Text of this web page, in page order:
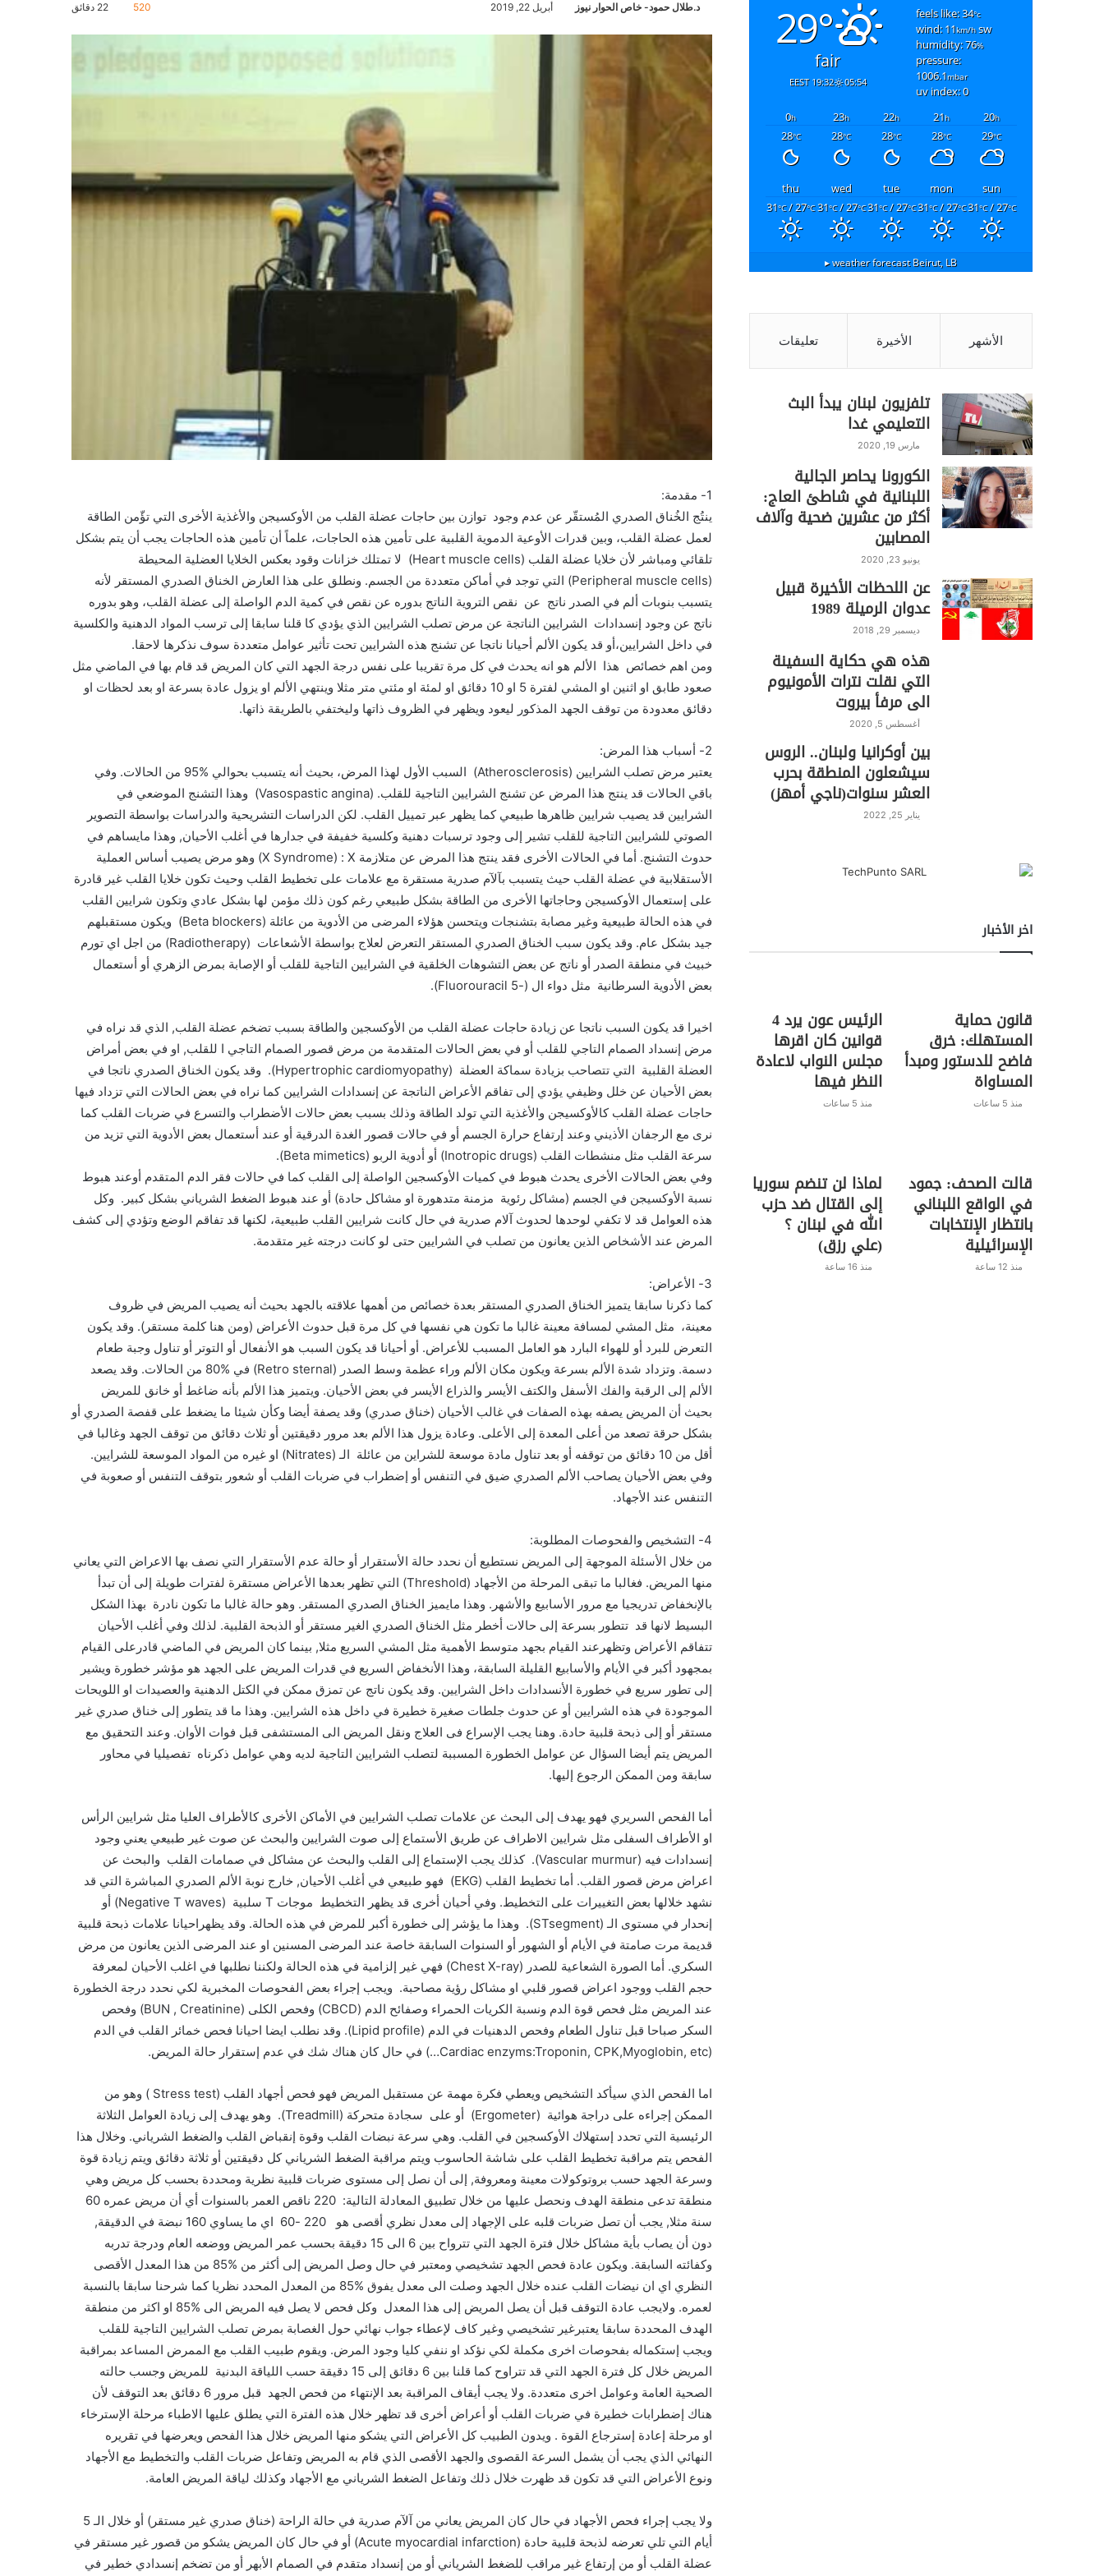
د.طلال حمود- خاص الحوار نيوز أبريل 22, 2019 520
1- مقدمة:
ينتُج الخُناق الصدري المُستقّر عن عدم وجود توازن بين حاجات عضلة القلب من الأوكسيجن والأغذية الأخرى التي تؤّمن الطاقة
لعمل عضلة القلب، وبين قدرات الأوعية الدموية القلبية على تأمين هذه الحاجات، علماً أن تأمين هذه الحاجات يجب أن يتم بشكل
تلقائي ومباشر لأن خلايا عضلة القلب (Heart muscle cells) لا تمتلك خزانات وقود بعكس الخلايا العضلية المحيطة
(Peripheral muscle cells) التي توجد في أماكن متعددة من الجسم. ونطلق على هذا العارض الخناق الصدري المستقر لأنه
يتسبب بنوبات ألم في الصدر ناتج عن نقص التروية الناتج بدوره عن نقص في كمية الدم الواصلة إلى عضلة القلب، وهو بدوره
ناتج عن وجود إنسدادات الشرايين الناتجة عن مرض تصلب الشرايين الذي يؤدي كا قلنا سابقا إلى ترسب المواد الدهنية والكلسية
في داخل الشرايين،أو قد يكون الألم أحيانا ناتجا عن تشنج هذه الشرايين تحت تأثير عوامل متعددة سوف نذكرها لاحقا.
ومن اهم خصائص هذا الألم هو انه يحدث في كل مرة تقريبا على نفس درجة الجهد التي كان المريض قد قام بها في الماضي مثل
صعود طابق او اثنين او المشي لفترة 5 او 10 دقائق او لمئة او مئتي متر مثلا وينتهي الألم او يزول عادة بسرعة او بعد لحظات او
دقائق معدودة من توقف الجهد المذكور ليعود ويظهر في الظروف ذاتها وليختفي بالطريقة ذاتها.
2- أسباب هذا المرض:
يعتبر مرض تصلب الشرايين (Atherosclerosis) السبب الأول لهذا المرض، بحيث أنه يتسبب بحوالي %95 من الحالات. وفي
باقي الحالات قد ينتج هذا المرض عن تشنج الشرايين التاجية للقلب. (Vasospastic angina) وهذا التشنج الموضعي في
الشرايين قد يصيب شرايين ظاهرها طبيعي كما يظهر عبر تمييل القلب. لكن الدراسات التشريحية والدراسات بواسطة التصوير
الصوتي للشرايين التاجية للقلب تشير إلى وجود ترسبات دهنية وكلسية خفيفة في جدارها في أغلب الأحيان, وهذا مايساهم في
حدوث التشنج. أما في الحالات الأخرى فقد ينتج هذا المرض عن متلازمة X Syndrome) : X) وهو مرض يصيب أساس العملية
الأستقلابية في عضلة القلب حيث يتسبب بآلآم صدرية مستقرة مع علامات على تخطيط القلب وحيث تكون خلايا القلب غير قادرة
على إستعمال الأوكسيجن وحاجاتها الأخرى من الطاقة بشكل طبيعي رغم كون ذلك مؤمن لها بشكل عادي وتكون شرايين القلب
في هذه الحالة طبيعية وغير مصابة بتشنجات ويتحسن هؤلاء المرضى من الأدوية من عائلة (Beta blockers) ويكون مستقبلهم
جيد بشكل عام. وقد يكون سبب الخناق الصدري المستقر التعرض لعلاج بواسطة الأشعاعات (Radiotherapy) من اجل اي تورم
خبيث في منطقة الصدر أو ناتج عن بعض التشوهات الخلقية في الشرايين التاجية للقلب أو الإصابة بمرض الزهري أو أستعمال
بعض الأدوية السرطانية مثل دواء ال (-5 Fluorouracil).
اخيرا قد يكون السبب ناتجا عن زيادة حاجات عضلة القلب من الأوكسجين والطاقة بسبب تضخم عضلة القلب, الذي قد نراه في
مرض إنسداد الصمام التاجي للقلب أو في بعض الحالات المتقدمة من مرض قصور الصمام التاجي ا للقلب, او في بعض أمراض
العضلة القلبية التي تتصاحب بزيادة سماكة العضلة (Hypertrophic cardiomyopathy). وقد يكون الخناق الصدري ناتجا في
بعض الأحيان عن خلل وظيفي يؤدي إلى تفاقم الأعراض الناتجة عن إنسدادات الشرايين كما نراه في بعض الحالات التي تزداد فيها
حاجات عضلة القلب كالأوكسيجن والأغذية التي تولد الطاقة وذلك بسبب بعض حالات الأضطراب والتسرع في ضربات القلب كما
نرى مع الرجفان الأذيني وعند إرتفاع حرارة الجسم أو في حالات قصور الغدة الدرقية أو عند أستعمال بعض الأدوية التي تزيد من
سرعة القلب مثل منشطات القلب (Inotropic drugs) أو أدوية الربو (Beta mimetics).
وفي بعض الحالات الأخرى يحدث هبوط في كميات الأوكسجين الواصلة إلى القلب كما في حالات فقر الدم المتقدم أوعند هبوط
نسبة الأوكسيجن في الجسم (مشاكل رئوية مزمنة متدهورة او مشاكل حادة) أو عند هبوط الضغط الشرياني بشكل كبير. وكل
هذه العوامل قد لا تكفي لوحدها لحدوث آلام صدرية في حال كانت شرايين القلب طبيعية، لكنها قد تفاقم الوضع وتؤدي إلى كشف
المرض عند الأشخاص الذين يعانون من تصلب في الشرايين حتى لو كانت درجته غير متقدمة.
3- الأعراض:
كما ذكرنا سابقا يتميز الخناق الصدري المستقر بعدة خصائص من أهمها علاقته بالجهد بحيث أنه يصيب المريض في ظروف
معينة، مثل المشي لمسافة معينة غالبا ما تكون هي نفسها في كل مرة قبل حدوث الأعراض (ومن هنا كلمة مستقر). وقد يكون
التعرض للبرد أو للهواء البارد هو العامل المسبب للأعراض. أو أحيانا قد يكون السبب هو الأنفعال أو التوتر أو تناول وجبة طعام
دسمة. وتزداد شدة الألم بسرعة ويكون مكان الألم وراء عظمة وسط الصدر (Retro sternal) في %80 من الحالات. وقد يصعد
الألم إلى الرقبة والفك الأسفل والكتف الأيسر والذراع الأيسر في بعض الأحيان. ويتميز هذا الألم بأنه ضاغط أو خانق للمريض
بحيث أن المريض يصفه بهذه الصفات في غالب الأحيان (خناق صدري) وقد يصفة أيضا وكأن شيئا ما يضغط على قفصة الصدري أو
بشكل حرقة تصعد من أعلى المعدة إلى الأعلى. وعادة يزول هذا الألم بعد مرور دقيقتين أو ثلاث دقائق من توقف الجهد وغالبا في
أقل من 10 دقائق من توقفه أو بعد تناول مادة موسعة للشراين من عائلة الـ (Nitrates) او غيره من المواد الموسعة للشرايين.
وفي بعض الأحيان يصاحب الألم الصدري ضيق في التنفس أو إضطراب في ضربات القلب أو شعور بتوقف التنفس أو صعوبة في
التنفس عند الأجهاد.
4- التشخيص والفحوصات المطلوبة:
من خلال الأسئلة الموجهة إلى المريض نستطيع أن نحدد حالة الأستقرار أو حالة عدم الأستقرار التي نصف بها الاعراض التي يعاني
منها المريض. فغالبا ما تبقى المرحلة من الأجهاد (Threshold) التي تظهر بعدها الأعراض مستقرة لفترات طويلة إلى أن تبدأ
بالإنخفاض تدريجيا مع مرور الأسابيع والأشهر. وهذا مايميز الخناق الصدري المستقر. وهو حالة غالبا ما تكون نادرة بهذا الشكل
البسيط لانها قد تتطور بسرعة إلى حالات أخطر مثل الخناق الصدري الغير مستقر أو الذبحة القلبية. لذلك وفي أغلب الأحيان
تتفاقم الأعراض وتظهرعند القيام بجهد متوسط الأهمية مثل المشي السريع مثلا, بينما كان المريض في الماضي قادرعلى القيام
بمجهود أكبر في الأيام والأسابيع القليلة السابقة، وهذا الأنخفاض السريع في قدرات المريض على الجهد هو مؤشر خطورة ويشير
إلى تطور سريع في خطورة الأنسدادات داخل الشرايين. وقد يكون ناتج عن تمزق ممكن في الكتل الدهنية والعصيدات او اللويحات
الموجودة في هذه الشرايين أو عن حدوث جلطات صغيرة خطيرة في داخل هذه الشرايين. وهذا ما قد يتطور إلى خناق صدري غير
مستقر أو إلى ذبحة قلبية حادة. وهنا يجب الإسراع فى العلاج ونقل المريض الى المستشفى قبل فوات الأوان. وعند التحقيق مع
المريض يتم أيضا السؤال عن عوامل الخطورة المسببة لتصلب الشرايين التاجية لديه وهي عوامل ذكرناه تفصيليا في محاور
سابقة ومن الممكن الرجوع إليها.
أما الفحص السريري فهو يهدف إلى البحث عن علامات تصلب الشرايين في الأماكن الأخرى كالأطراف العليا مثل شرايين الرأس
او الأطراف السفلى مثل شرايين الاطراف عن طريق الأستماع إلى صوت الشرايين والبحث عن صوت غير طبيعي يعني وجود
إنسدادات فيه (Vascular murmur). كذلك يجب الإستماع إلى القلب والبحث عن مشاكل في صمامات القلب والبحث عن
اعراض مرض قصور القلب. أما تخطيط القلب (EKG) فهو طبيعي في أغلب الأحيان, خارج نوبة الألم الصدري المباشرة التي قد
نشهد خلالها بعض التغييرات على التخطيط. وفي أحيان أخرى قد يظهر التخطيط موجات T سلبية (Negative T waves) أو
إنحدار في مستوى الـ (STsegment). وهذا ما يؤشر إلى خطورة أكبر للمرض في هذه الحالة. وقد يظهراحيانا علامات ذبحة قلبية
قديمة مرت صامتة في الأيام أو الشهور أو السنوات السابقة خاصة عند المرضى المسنين او عند المرضى الذين يعانون من مرض
السكري. أما الصورة الشعاعية للصدر (Chest X-ray) فهي غير إلزامية في هذه الحالة ولكننا نطلبها في اغلب الأحيان لمعرفة
حجم القلب ووجود اعراض قصور قلبي او مشاكل رؤية مصاحبة. ويجب إجراء بعض الفحوصات المخبرية لكي نحدد درجة الخطورة
عند المريض مثل فحص قوة الدم ونسبة الكريات الحمراء وصفائح الدم (CBCD) وفحص الكلى (BUN , Creatinine) وفحص
السكر صباحا قبل تناول الطعام وفحص الدهنيات في الدم (Lipid profile). وقد نطلب ايضا احيانا فحص خمائر القلب في الدم
(Cardiac enzyms:Troponin, CPK,Myoglobin, etc…) في حال كان هناك شك في عدم إستقرار حالة المريض.
اما الفحص الذي سيأكد التشخيص ويعطي فكرة مهمة عن مستقبل المريض فهو فحص أجهاد القلب (Stress test ) وهو من
الممكن إجراءه على دراجة هوائية (Ergometer) أو على سجادة متحركة (Treadmill). وهو يهدف إلى زيادة العوامل الثلاثة
الرئيسية التي تحدد إستهلاك الأوكسجين في القلب. وهي سرعة نبضات القلب وقوة إنقباض القلب والضغط الشرياني. وخلال هذا
الفحص يتم مراقبة تخطيط القلب على شاشة الحاسوب ويتم مراقبة الضغط الشرياني كل دقيقتين أو ثلاثة دقائق ويتم زيادة قوة
وسرعة الجهد حسب بروتوكولات معينة ومعروفة, إلى أن نصل إلى مستوى ضربات قلبية نظرية ومحددة بحسب كل مريض وهي
منطقة تدعى منطقة الهدف ونحصل عليها من خلال تطبيق المعادلة التالية: 220 ناقص العمر بالسنوات أي أن مريض عمره 60
سنة مثلا, يجب أن تصل ضربات قلبه على الإجهاد إلى معدل نظري أقصى هو 220 -60 اي ما يساوي 160 نبضة في الدقيقة,
دون أن يصاب بأية مشاكل خلال فترة الجهد التي تترواح بين 6 الى 15 دقيقة بحسب عمر المريض ووضعه العام ودرجة تدربه
وكفائته السابقة. ويكون عادة فحص الجهد تشخيصي ومعتبر في حال وصل المريض إلى أكثر من %85 من هذا المعدل الأقصى
النظري اي ان نيضات القلب عنده خلال الجهد وصلت الى معدل يفوق %85 من المعدل المحدد نظريا كما شرحنا سابقا بالنسبة
لعمره. ولايجب عادة التوقف قبل أن يصل المريض إلى هذا المعدل وكل فحص لا يصل فيه المريض الى %85 او اكثر من منطقة
الهدف المحددة سابقا يعتبرغير تشخيصي وغير كاف لإعطاء جواب نهائي حول الغصابة بمرض تصلب الشرايين التاجية للقلب
ويجب إستكماله بفحوصات اخرى مكملة لكي نؤكد او ننفي كليا وجود المرض. ويقوم طبيب القلب مع الممرض المساعد بمراقبة
المريض خلال كل فترة الجهد التي قد تتراوح كما قلنا بين 6 دقائق إلى 15 دقيقة حسب اللياقة البدنية للمريض وجسب حالته
الصحية العامة وعوامل اخرى متعددة. ولا يجب أيقاف المراقبة بعد الإنتهاء من فحص الجهد قبل مرور 6 دقائق بعد التوقف لأن
هناك إضطرابات خطيرة في ضربات القلب أو أعراض أخرى قد تظهر خلال هذه الفترة التي يطلق عليها الاطباء مرحلة الإسترخاء
او مرحلة إعادة إسترجاع القوة . ويدون الطبيب كل الأعراض التي يشكو منها المريض خلال هذا الفحص ويعرضها في تقريره
النهائي الذي يجب أن يشمل السرعة القصوى والجهد الأقصى الذي قام به المريض وتفاعل ضربات القلب والتخطيط مع الأجهاد
ونوع الأعراض التي قد تكون قد ظهرت خلال ذلك وتفاعل الضغط الشرياني مع الأجهاد وكذلك لياقة المريض العامة.
ولا يجب إجراء فحص الأجهاد في حال كان المريض يعاني من آلآم صدرية في حالة الراحة (خناق صدري غير مستقر) أو خلال الـ 5
أيام التي تلي تعرضه لذبحة قلبية حادة (Acute myocardial infarction) أو في حال كان المريض يشكو من قصور غير مستقر في
عضلة القلب أو من إرتفاع غير مراقب للضغط الشرياني أو من إنسداد متقدم في الصمام الأبهر أو من تضخم إنسدادي خطير في
29°
fair
05:54
19:32 EEST
feels like: 34°c
wind: 11km/hsw
humidity: 76%
pressure:
1006.1mbar
uv index: 0
20h
21h
22h
23h
0h
29°C
28°C
28°C
28°C
28°C
sun
mon
tue
wed
thu
31°C/ 27°C
31°C/ 27°C
31°C/ 27°C
31°C/ 27°C
31°C/ 27°C
Beirut, LB
weather forecast ▸
الأشهر الأخيرة تعليقات
تلفزيون لبنان يبدأ البث
التعليمي غدا
مارس 19, 2020
الكورونا يحاصر الجالية
اللبنانية في شاطئ العاج:
أكثر من عشرين ضحية وآلاف
المصابين
يونيو 23, 2020
عن اللحظات الأخيرة قبيل
عدوان الرميلة 1989
ديسمبر 29, 2018
هذه هي حكاية السفينة
التي نقلت نترات الأمونيوم
الى مرفأ بيروت
أغسطس 5, 2020
بين أوكرانيا ولبنان.. الروس
سيشعلون المنطقة بحرب
العشر سنوات(ناجي أمهز)
يناير 25, 2022
اخر الأخبار
قانون حماية
المستهلك: خرق
فاضح للدستور ومبدأ
المساواة
منذ 5 ساعات
الرئيس عون يرد 4
قوانين كان اقرها
مجلس النواب لاعادة
النظر فيها
منذ 5 ساعات
قالت الصحف: جمود
في الواقع اللبناني
بانتظار الإنتخابات
الإسرائيلية
منذ 12 ساعة
لماذا لن تنضم سوريا
إلى القتال ضد حزب
الله في لبنان ؟
(علي رزق)
منذ 16 ساعة